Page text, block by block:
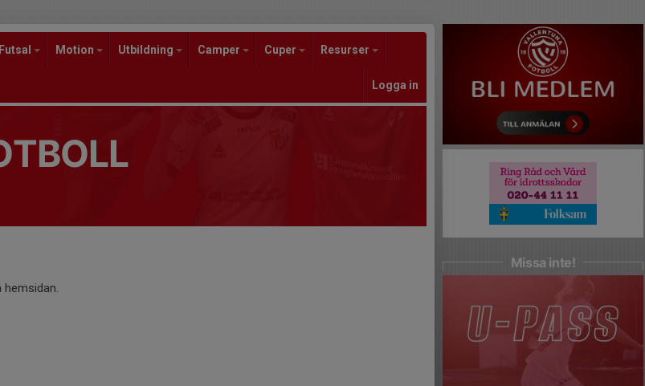
Futsal Motion Utbildning Camper Cuper Resurser
Logga in
Missa inte!